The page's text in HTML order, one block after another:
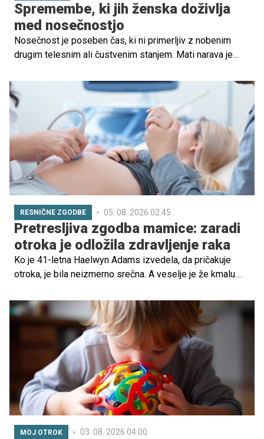
Spremembe, ki jih ženska doživlja
med nosečnostjo
Nosečnost je poseben čas, ki ni primerljiv z nobenim
drugim telesnim ali čustvenim stanjem. Mati narava je
njej zvrstijo zares neverjetne spremembe, ki vključujejo
prilagoditev in pripravo telesa na porod. Prilagoditve pa
ne vključujejo samo telesa, pač pa se v nosečnici zgodi
pravi vrtiljak čustev, ki je včasih popolnoma neobvladljiv.
Nekatere bi objele svet od veselja, druge besnijo za
prazen nič, tretje ne občutijo ničesar drastičnega. A devet
mesecev ni tako kratko obdobje, zato mora biti ženska
pripravljena na številne čustvene spremembe.
RESNIČNE ZGODBE 05. 08. 2026 02.45
Pretresljiva zgodba mamice: zaradi
otroka je odložila zdravljenje raka
Ko je 41-letna Haelwyn Adams izvedela, da pričakuje
otroka, je bila neizmerno srečna. A veselje je že kmalu
MOJ OTROK 03. 08. 2026 04.00